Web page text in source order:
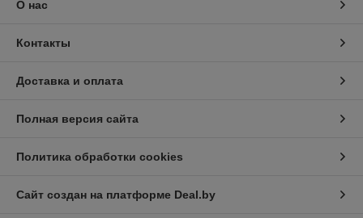
О нас
Контакты
Доставка и оплата
Полная версия сайта
Политика обработки cookies
Сайт создан на платформе Deal.by